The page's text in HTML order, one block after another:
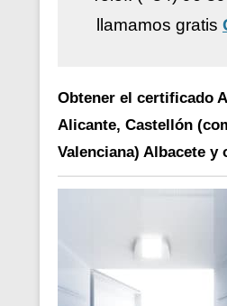
llamamos gratis
Obtener el certificado
Alicante, Castellón
Valenciana) Albacete y